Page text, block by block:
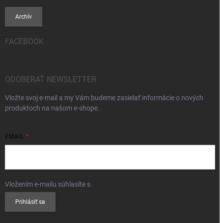
Archív
FACEBOOK
ODOBERAŤ NEWSLETTER
Vložte svoj e-mail a my Vám budeme zasielať informácie o nových
produktoch na našom e-shope.
EMAIL
Vložením e-mailu súhlasíte s
Prihlásiť sa